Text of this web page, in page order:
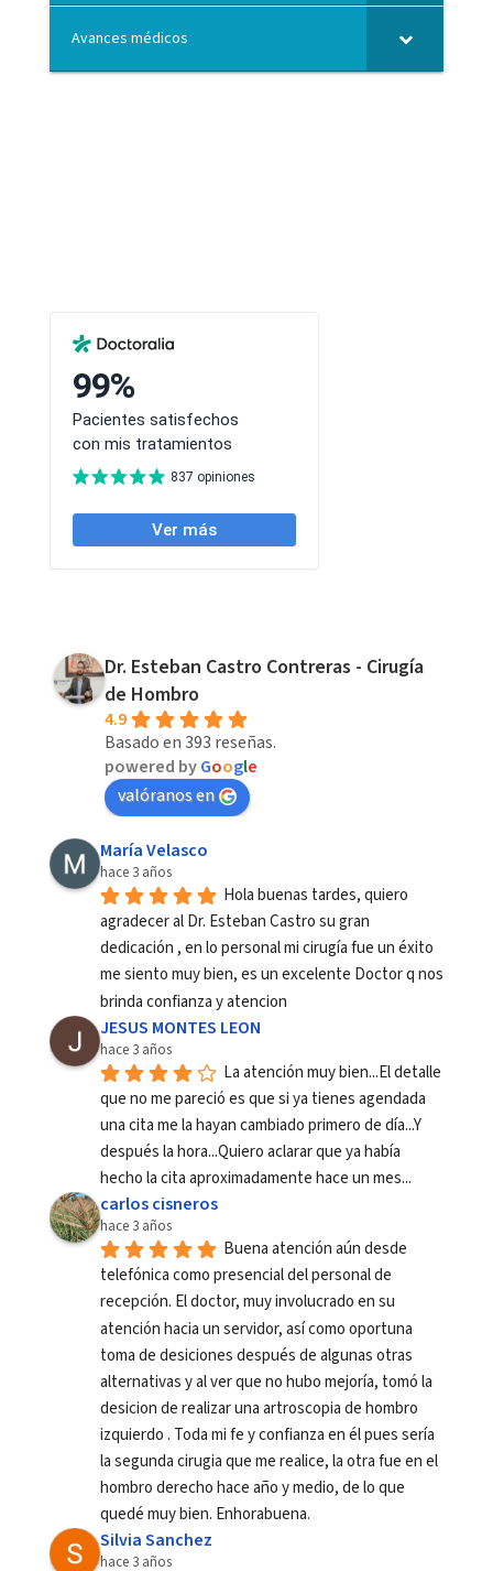
Avances médicos
Dr. Esteban Castro Contreras - Cirugía
de Hombro
4.9
Basado en 393 reseñas.
powered byGoogle
valóranos en
María Velasco
hace 3 años
Hola buenas tardes, quiero
agradecer al Dr. Esteban Castro su gran
dedicación , en lo personal mi cirugía fue un éxito
me siento muy bien, es un excelente Doctor q nos
brinda confianza y atencion
JESUS MONTES LEON
hace 3 años
La atención muy bien...El detalle
que no me pareció es que si ya tienes agendada
una cita me la hayan cambiado primero de día...Y
después la hora...Quiero aclarar que ya había
hecho la cita aproximadamente hace un mes...
carlos cisneros
hace 3 años
Buena atención aún desde
telefónica como presencial del personal de
recepción. El doctor, muy involucrado en su
atención hacia un servidor, así como oportuna
toma de desiciones después de algunas otras
alternativas y al ver que no hubo mejoría, tomó la
desicion de realizar una artroscopia de hombro
izquierdo . Toda mi fe y confianza en él pues sería
la segunda cirugia que me realice, la otra fue en el
hombro derecho hace año y medio, de lo que
quedé muy bien. Enhorabuena.
Silvia Sanchez
hace 3 años